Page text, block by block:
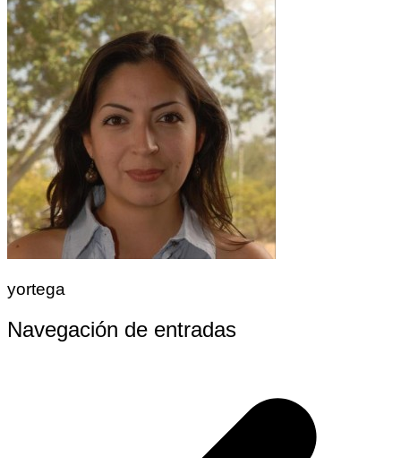
yortega
Navegación de entradas